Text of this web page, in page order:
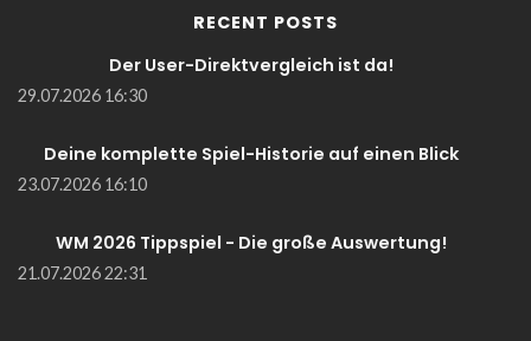
RECENT POSTS
Der User-Direktvergleich ist da!
29.07.2026 16:30
Deine komplette Spiel-Historie auf einen Blick
23.07.2026 16:10
WM 2026 Tippspiel - Die große Auswertung!
21.07.2026 22:31